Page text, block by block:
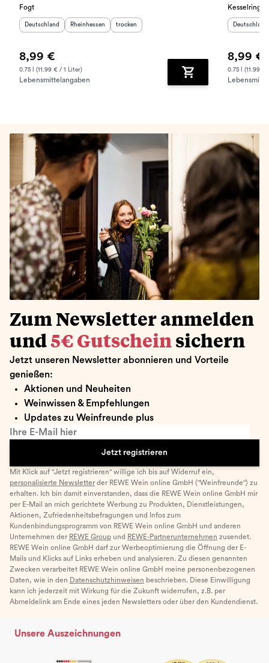
Fogt
Herkunftsland
Deutschland Herkunftsregion :
Rheinhessen Geschmack
trocken
8,99 €
0.75 l (11.99 € / 1 Liter)
Lebensmittelangaben Zum Warenkorb
Kesselring
Deutschland
8,99 €
0.75 l (11.99 €
Zum Newsletter anmelden
und 5€ Gutschein sichern
Jetzt unseren Newsletter abonnieren und Vorteile
genießen:
Aktionen und Neuheiten
Weinwissen & Empfehlungen
Updates zu Weinfreunde plus
Ihre E-Mail hier
Jetzt registrieren
Mit Klick auf "Jetzt registrieren" willige ich bis auf Widerruf ein,
personalisierte Newsletter der REWE Wein online GmbH ("Weinfreunde") zu
erhalten. Ich bin damit einverstanden, dass die REWE Wein online GmbH mir
per E-Mail an mich gerichtete Werbung zu Produkten, Dienstleistungen,
Aktionen, Zufriedenheitsbefragungen und Infos zum
Kundenbindungsprogramm von REWE Wein online GmbH und anderen
Unternehmen der REWE Group und REWE-Partnerunternehmen zusendet.
REWE Wein online GmbH darf zur Werbeoptimierung die Öffnung der E-
Mails und Klicks auf Links erheben und analysieren. Zu diesen genannten
Zwecken verarbeitet REWE Wein online GmbH meine personenbezogenen
Daten, wie in den Datenschutzhinweisen beschrieben. Diese Einwilligung
kann ich jederzeit mit Wirkung für die Zukunft widerrufen, z.B. per
Abmeldelink am Ende eines jeden Newsletters oder über den Kundendienst.
Unsere Auszeichnungen